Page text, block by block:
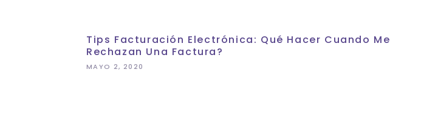
Tips Facturación Electrónica: Qué Hacer Cuando Me
Rechazan Una Factura?
MAYO 2, 2020